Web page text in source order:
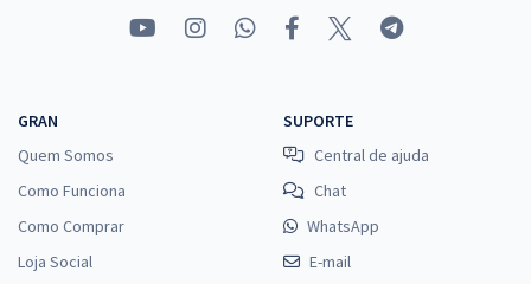
GRAN
Quem Somos
Como Funciona
Como Comprar
Loja Social
SUPORTE
Central de ajuda
Chat
WhatsApp
E-mail